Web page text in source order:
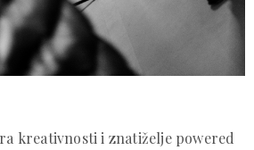
kreativnosti i znatiželje powered